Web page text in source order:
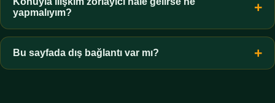
zorunluluktur.
yapmalıyım?
Zaman sınırı koyun, harcadığınız süreyi ölçün ve gerekirse
profesyonel destek alın. Türkiye'de ücretsiz danışma hatları
mevcuttur; yardım istemek güçlü bir adımdır.
Bu sayfada dış bağlantı var mı?